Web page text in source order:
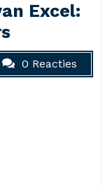
Excel:
0 Reacties